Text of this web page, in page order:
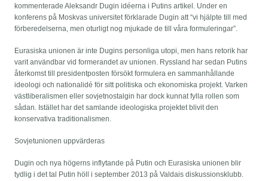
kommenterade Aleksandr Dugin idéerna i Putins artikel. Under en
konferens på Moskvas universitet förklarade Dugin att “vi hjälpte till med
förberedelserna, men oturligt nog mjukade de till våra formuleringar”.
Eurasiska unionen är inte Dugins personliga utopi, men hans retorik har
varit användbar vid formerandet av unionen. Ryssland har sedan Putins
återkomst till presidentposten försökt formulera en sammanhållande
ideologi och nationalidé för sitt politiska och ekonomiska projekt. Varken
västliberalismen eller sovjetnostalgin har dock kunnat fylla rollen som
sådan. Istället har det samlande ideologiska projektet blivit den
konservativa traditionalismen.
Sovjetunionen uppvärderas
Dugin och nya högerns inflytande på Putin och Eurasiska unionen blir
tydlig i det tal Putin höll i september 2013 på Valdais diskussionsklubb.